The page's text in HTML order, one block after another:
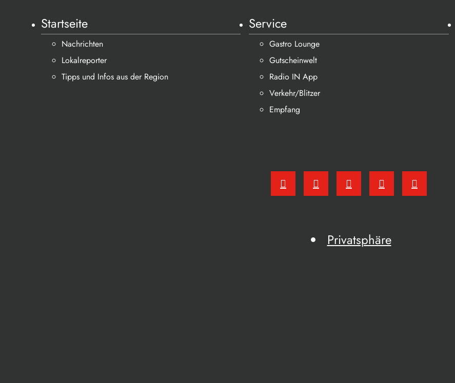
Startseite
Nachrichten
Lokalreporter
Tipps und Infos aus der Region
Service
Gastro Lounge
Gutscheinwelt
Radio IN App
Verkehr/Blitzer
Empfang
Privatsphäre